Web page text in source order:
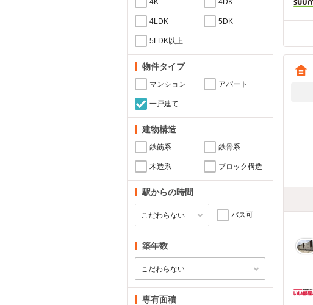
4LDK 5DK
5LDK以上
物件タイプ
マンション アパート
一戸建て
建物構造
鉄筋系 鉄骨系
木造系 ブロック構造
駅からの時間
バス可
築年数
専有面積